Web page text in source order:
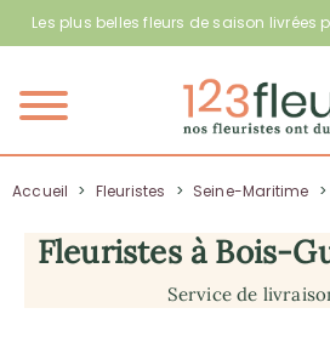
Les plus belles fleurs de saison livrées
Menu
Accueil > Fleuristes > Seine-Maritime >
Fleuristes à Bois-
Service de